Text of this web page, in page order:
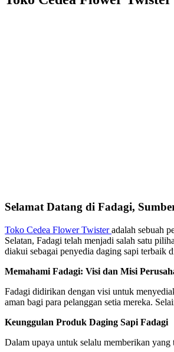
Selamat Datang di Fadagi,
Toko Cedea Flower Twisteradalah sebuah
Selatan, Fadagi telah menjadi salah satu
diakui sebagai penyedia daging sapi terbaik
Memahami Fadagi: Visi dan Misi
Fadagi didirikan dengan visi untuk
aman bagi para pelanggan setia mereka.
Keunggulan Produk Daging Sapi Fadagi
Dalam upaya untuk selalu memberikan